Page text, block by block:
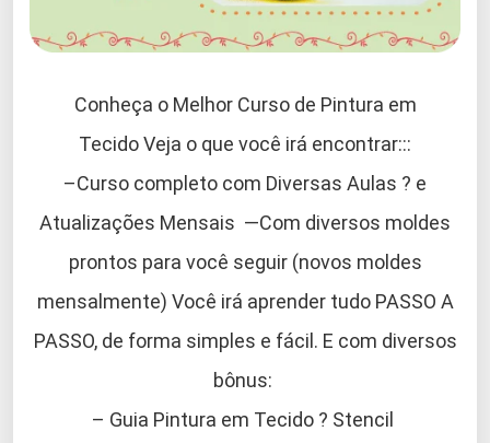
Conheça o Melhor Curso de Pintura em
Tecido Veja o que você irá encontrar:::
–Curso completo com Diversas Aulas ? e
Atualizações Mensais —Com diversos moldes
prontos para você seguir (novos moldes
mensalmente) Você irá aprender tudo PASSO A
PASSO, de forma simples e fácil. E com diversos
bônus:
– Guia Pintura em Tecido ? Stencil